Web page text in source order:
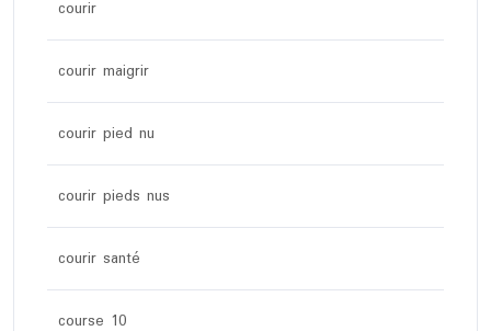
courir
courir maigrir
courir pied nu
courir pieds nus
courir santé
course 10